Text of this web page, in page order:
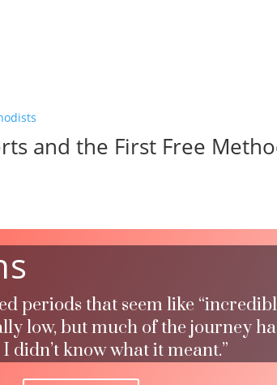
and the First Free
periods that seem like
low, but much of the journey
didn’t know what it meant.”